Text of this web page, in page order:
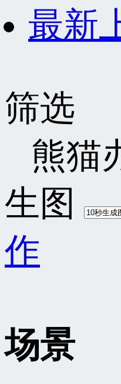
最新
筛选
熊猫
生图
作
场景